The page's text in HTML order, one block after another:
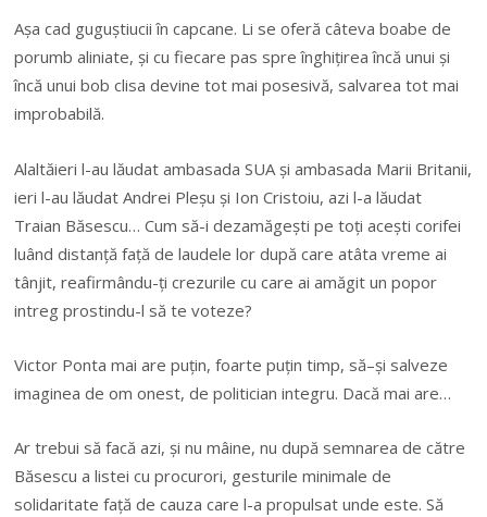
Așa cad guguștiuciiîn capcane. Li se oferă câteva boabe de
porumb aliniate, și cu fiecare pas spreînghițireaîncă unui și
încă unui bob clisa devine tot mai posesivă, salvarea tot mai
improbabilă.
Alaltăieri l-au lăudat ambasada SUA și ambasada Marii Britanii,
ieri l-au lăudat Andrei Pleșu și Ion Cristoiu, azi l-a lăudat
Traian Băsescu… Cum să-i dezamăgești pe toți acești corifei
luând distanță față de laudele lor după care atâta vreme ai
tânjit, reafirmându-ți crezurile cu care ai amăgit un popor
intreg prostindu-l să te voteze?
Victor Ponta mai are puțin, foarte puțin timp, să–și salveze
imaginea de om onest, de politician integru. Dacă mai are…
Ar trebui să facă azi,și nu mâine, nu după semnarea de către
Băsescu a listei cu procurori, gesturile minimale de
solidaritate față de cauza care l-a propulsat unde este. Să